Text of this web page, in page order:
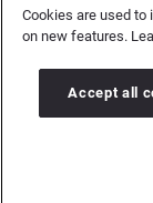
Copyright © 2026
Cookies are used to
on new features.
Accept all